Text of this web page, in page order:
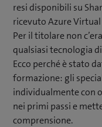
resi disponibili su
ricevuto Azure
Per il titolare non
qualsiasi tecnologia
Ecco perché è stato
formazione: gli
individualmente con
nei primi passi e
comprensione.